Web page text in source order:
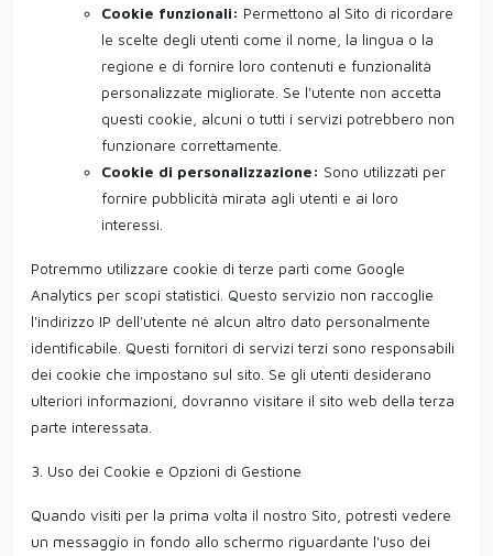
Cookie funzionali: Permettono al Sito di ricordare
le scelte degli utenti come il nome, la lingua o la
regione e di fornire loro contenuti e funzionalità
personalizzate migliorate. Se l'utente non accetta
questi cookie, alcuni o tutti i servizi potrebbero non
funzionare correttamente.
Cookie di personalizzazione: Sono utilizzati per
fornire pubblicità mirata agli utenti e ai loro
interessi.
Potremmo utilizzare cookie di terze parti come Google
Analytics per scopi statistici. Questo servizio non raccoglie
l'indirizzo IP dell'utente né alcun altro dato personalmente
identificabile. Questi fornitori di servizi terzi sono responsabili
dei cookie che impostano sul sito. Se gli utenti desiderano
ulteriori informazioni, dovranno visitare il sito web della terza
parte interessata.
3. Uso dei Cookie e Opzioni di Gestione
Quando visiti per la prima volta il nostro Sito, potresti vedere
un messaggio in fondo allo schermo riguardante l'uso dei